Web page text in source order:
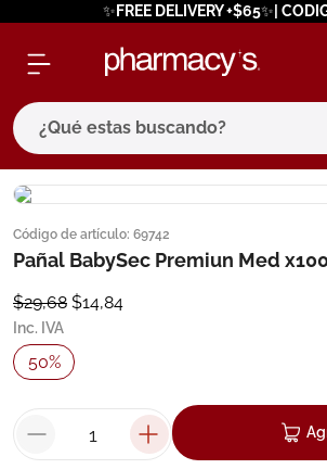
✨FREE DELIVERY +$65✨|
¿Qué estas buscando?
Código de artículo: 69742
Pañal BabySec Premiun Med
$29,68 $14,84
Inc. IVA
50%
términos más buscados
1. eucerin
protector solar
bioderma
4. pilexil
degraler